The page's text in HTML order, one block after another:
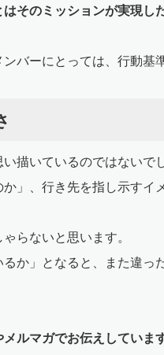
そのミッションが実現し
バーにとっては、行動基
描いているのではないで
」、行き先を指し示すイ
らないと思います。
か」となると、また違っ
ルマガでお伝えしています